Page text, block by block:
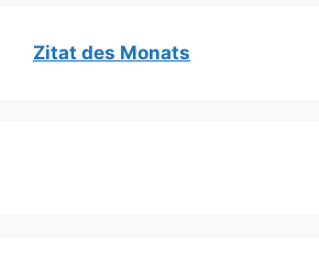
Zitat des Monats